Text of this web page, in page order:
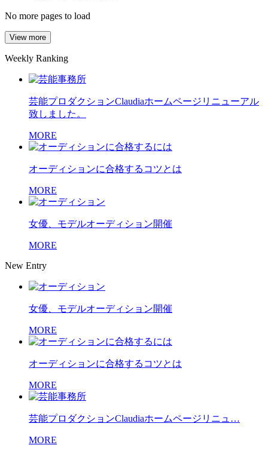
No more pages to load
View more
Weekly Ranking
芸能プロダクションClaudiaホームページリニューアル
致しました。
MORE
オーディションに合格するコツとは
MORE
女優、モデルオーディション開催
MORE
New Entry
女優、モデルオーディション開催
MORE
オーディションに合格するコツとは
MORE
芸能プロダクションClaudiaホームページリニュ…
MORE